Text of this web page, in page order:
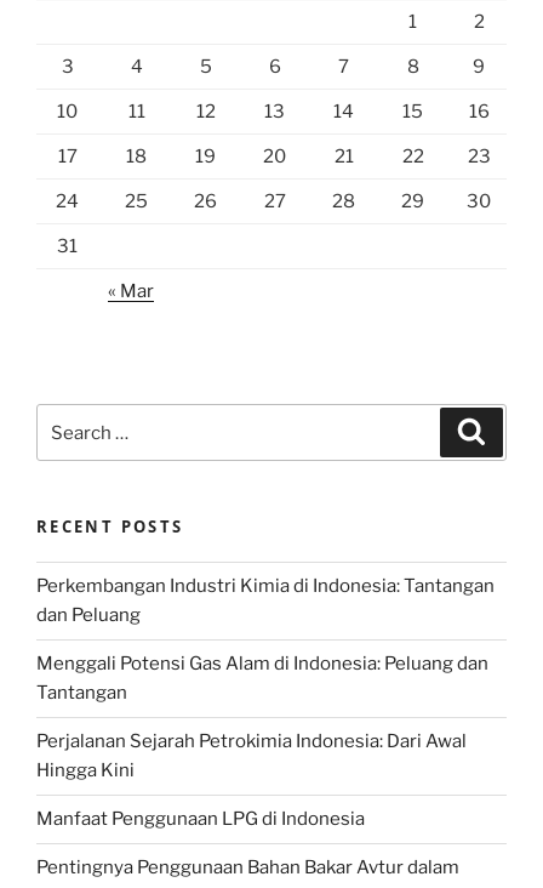
1 2
3 4 5 6 7 8 9
10 11 12 13 14 15 16
17 18 19 20 21 22 23
24 25 26 27 28 29 30
31
« Mar
for:
RECENT POSTS
Perkembangan Industri Kimia di Indonesia: Tantangan
dan Peluang
Menggali Potensi Gas Alam di Indonesia: Peluang dan
Tantangan
Perjalanan Sejarah Petrokimia Indonesia: Dari Awal
Hingga Kini
Manfaat Penggunaan LPG di Indonesia
Pentingnya Penggunaan Bahan Bakar Avtur dalam